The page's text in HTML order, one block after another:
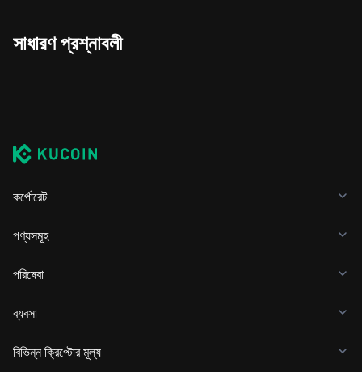
সাধারণ প্রশ্নাবলী
কর্পোরেট
পণ্যসমূহ
পরিষেবা
ব্যবসা
বিভিন্ন ক্রিপ্টোর মূল্য